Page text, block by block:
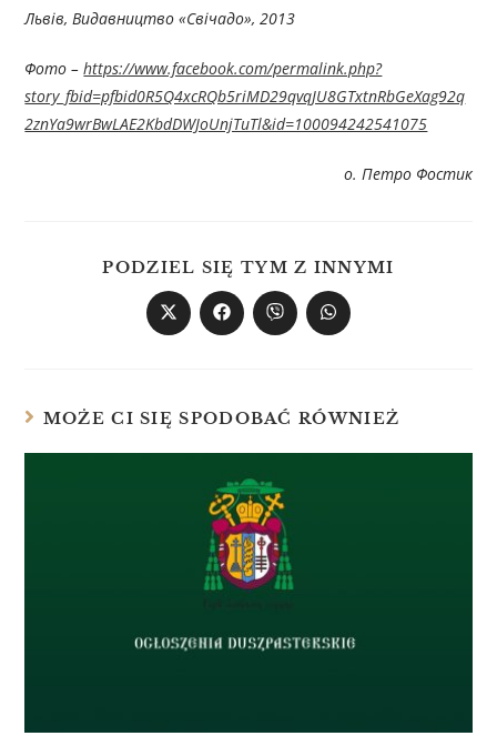
Львів, Видавництво «Свічадо», 2013
Фото –https://www.facebook.com/permalink.php?
story_fbid=pfbid0R5Q4xcRQb5riMD29qvqJU8GTxtnRbGeXag92q
2znYa9wrBwLAE2KbdDWJoUnjTuTl&id=100094242541075
о. Петро Фостик
PODZIEL SIĘ TYM Z INNYMI
MOŻE CI SIĘ SPODOBAĆ RÓWNIEŻ